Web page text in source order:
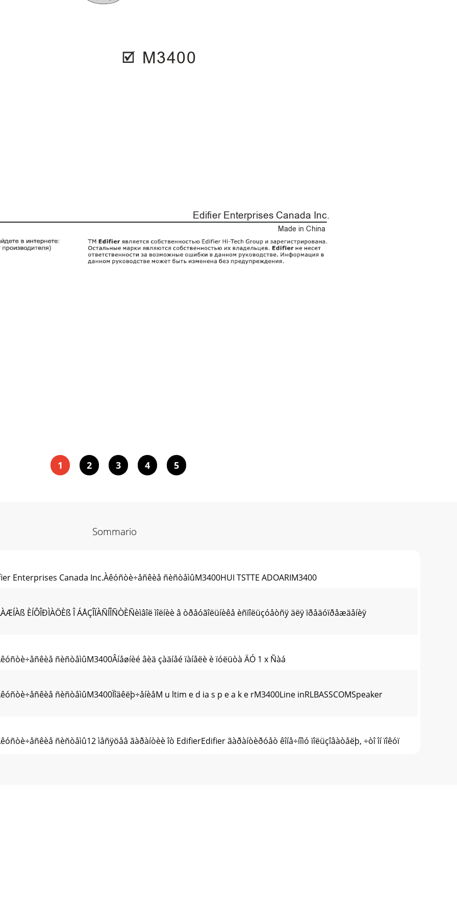
Made in China
Edifier Enterprises Canada Inc.
M 3400
1 2 3 4 5
Sommario
Enterprises Canada Inc.Àêóñòè÷åñêèå ñèñòåìûM3400HUI TSTTE ADOARIM3400
ÈÍÔÎÐÌÀÖÈß Î ÁÅÇÎÏÀÑÍÎÑÒÈÑèìâîë ìîëíèè â òðåóãîëüíèêå èñïîëüçóåòñÿ äëÿ ïðåäóïðåæäåíèÿ
ñèñòåìûM3400Âíåøíèé âèä çàäíåé ïàíåëè è ïóëüòà ÄÓ 1 x Ñàá
ñèñòåìûM3400Ïîäêëþ÷åíèåM u ltim e d ia s p e a k e rM3400Line inRLBASSCOMSpeaker
ñèñòåìû12 ìåñÿöåâ ãàðàíòèè îò EdifierEdifier ãàðàíòèðóåò êîíå÷íîìó ïîëüçîâàòåëþ, ÷òî îí ïîêóï